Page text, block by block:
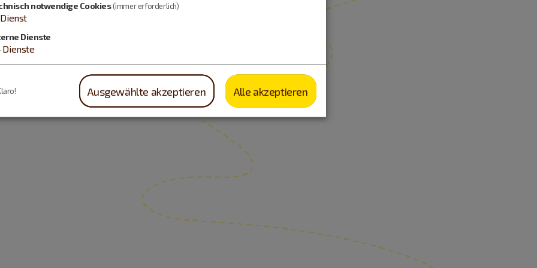
notwendige Cookies(immer erforderlich)
Dienst
Dienste
Dienste
Ausgewählte akzeptieren Alle akzeptieren